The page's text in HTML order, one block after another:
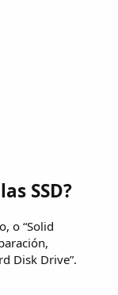
SSD?
o “Solid
Disk Drive”.